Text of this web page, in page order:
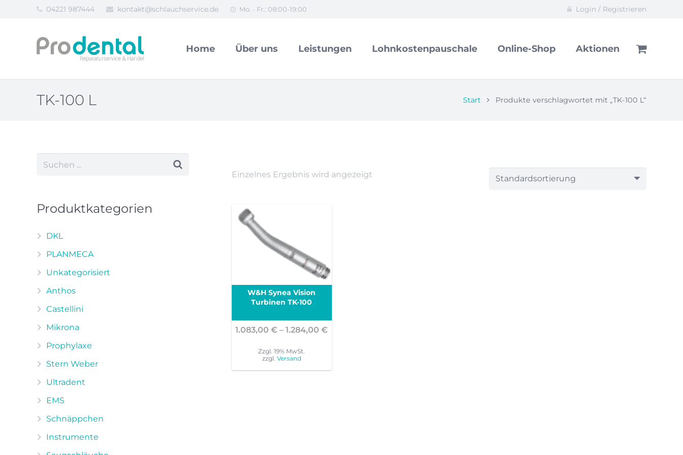
04221 987444 kontakt@schlauchservice.de Mo. - Fr.: 08:00-19:00 Login / Registrieren
Home Über uns Leistungen Lohnkostenpauschale Online-Shop Aktionen
TK-100 L Start Produkte verschlagwortet mit „TK-100 L“
Einzelnes Ergebnis wird angezeigt
W&H Synea Vision
Turbinen TK-100
1.083,00€ –1.284,00€
Zzgl. 19% MwSt.
zzgl. Versand
Produktkategorien
DKL
PLANMECA
Unkategorisiert
Anthos
Castellini
Mikrona
Prophylaxe
Stern Weber
Ultradent
EMS
Schnäppchen
Instrumente